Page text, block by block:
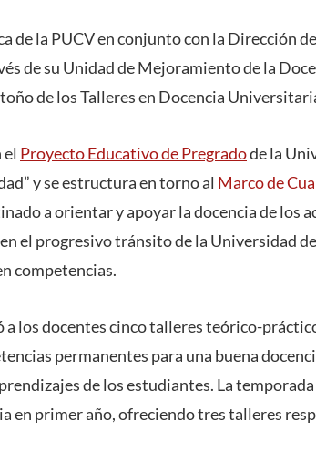
de la PUCV en conjunto con la Dirección
de su Unidad de Mejoramiento de la
de los Talleres en Docencia
el Proyecto Educativo de Pregradode la
y se estructura en torno al Marco de
a orientar y apoyar la docencia de los
el progresivo tránsito de la Universidad
competencias.
a los docentes cinco talleres teórico-
permanentes para una buena
de los estudiantes. La
en primer año, ofreciendo tres talleres